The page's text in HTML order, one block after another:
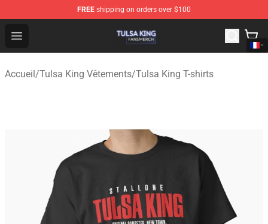
FREE shipping on orders over $100
Open menu
Tulsa King Shop - Official Tulsa King Merchandise Store
Accueil/Tulsa King Vêtements/Tulsa King T-shirts